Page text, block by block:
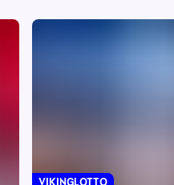
VIKINGLOTTO